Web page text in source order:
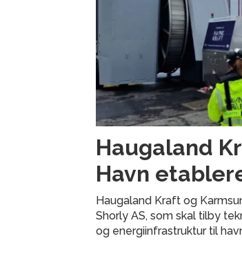
Haugaland
Havn
Haugaland Kraft og
Shorly AS, som skal tilby
og energiinfrastruktur til